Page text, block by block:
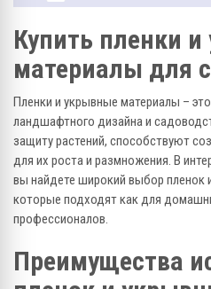
Купить пленки
материалы для
Пленки и укрывные материалы –
ландшафтного дизайна и
защиту растений, способствуют
для их роста и размножения. В
вы найдете широкий выбор пленок
которые подходят как для
профессионалов.
Преимущества